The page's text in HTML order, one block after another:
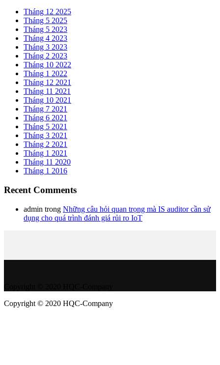
Tháng 12 2025
Tháng 5 2025
Tháng 5 2023
Tháng 4 2023
Tháng 3 2023
Tháng 2 2023
Tháng 10 2022
Tháng 1 2022
Tháng 12 2021
Tháng 11 2021
Tháng 10 2021
Tháng 7 2021
Tháng 6 2021
Tháng 5 2021
Tháng 3 2021
Tháng 2 2021
Tháng 1 2021
Tháng 11 2020
Tháng 1 2016
Recent Comments
admin trong Những câu hỏi quan trọng mà IS auditor cần sử
dụng cho quá trình đánh giá rủi ro IoT
Copyright © 2020 HQC-Company